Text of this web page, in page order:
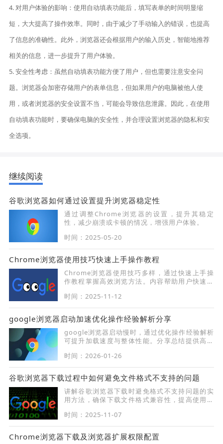
4. 对用户体验的影响：使用自动填表功能后，填写表单的时间明显缩
短，大大提高了操作效率。同时，由于减少了手动输入的错误，也提高
了信息的准确性。此外，浏览器还会根据用户的输入历史，智能地推荐
相关的信息，进一步提升了用户体验。
5. 安全性考虑：虽然自动填表功能方便了用户，但也需要注意安全问
题。浏览器会加密存储用户的表单信息，但如果用户的电脑被他人使
用，或者浏览器的安全设置不当，可能会导致信息泄露。因此，在使用
自动填表功能时，要确保电脑的安全性，并合理设置浏览器的隐私和安
全选项。
继续阅读
谷歌浏览器如何通过设置提升浏览器稳定性
通过调整Chrome浏览器的设置，提升其稳定
性，减少崩溃或卡顿的情况，增强用户体验。
时间：2025-05-20
Chrome浏览器使用技巧快速上手操作教程
Chrome浏览器使用技巧多样，通过快速上手操
作教程掌握高效浏览方法。内容帮助用户快速熟
时间：2025-11-12
google浏览器启动加速优化操作经验解析分享
google浏览器启动慢时，通过优化操作经验解析
可提升加载速度与整体性能。分享总结提供高效
时间：2026-01-26
谷歌浏览器下载过程中如何避免文件格式不支持的问题
讲解谷歌浏览器下载时避免格式不支持问题的实
用方法，确保下载文件格式兼容性，提高使用体
时间：2025-11-07
Chrome浏览器下载及浏览器扩展权限配置